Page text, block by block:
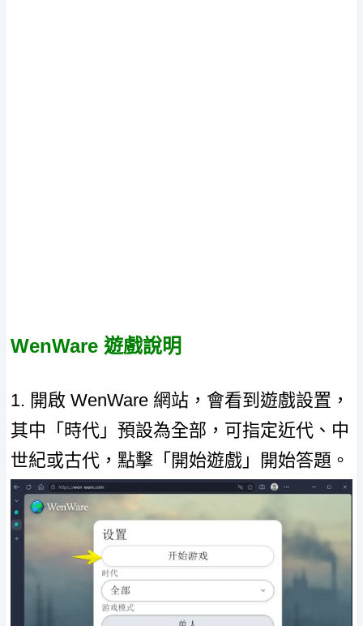
WenWare 遊戲說明
1. 開啟 WenWare 網站，會看到遊戲設置，
其中「時代」預設為全部，可指定近代、中
世紀或古代，點擊「開始遊戲」開始答題。